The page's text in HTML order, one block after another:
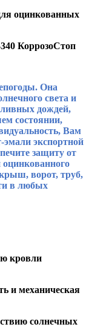
оцинкованных
КоррозоСтоп
Она
света и
дождей,
состоянии,
Вам
эмали экспортной
защиту от
ворот, труб,
в любых
кровли
и механическая
солнечных